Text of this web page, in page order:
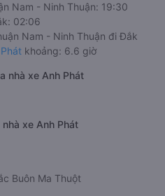
Nam - Ninh Thuận: 19:30
02:06
Nam - Ninh Thuận đi Đắk
khoảng: 6.6 giờ
nhà xe Anh Phát
xe Anh Phát
Buôn Ma Thuột